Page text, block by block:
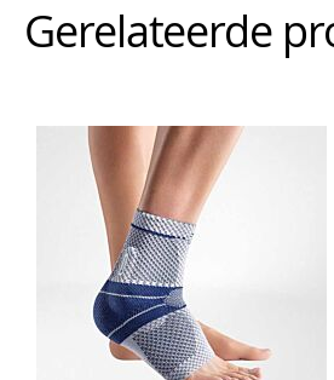
Gerelateerde